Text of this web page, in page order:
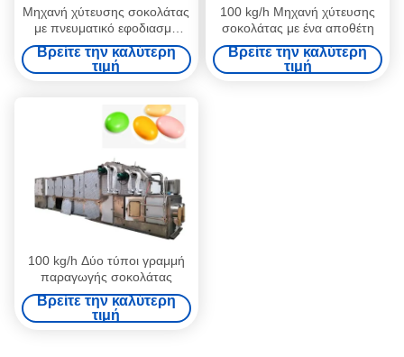
Μηχανή χύτευσης σοκολάτας
με πνευματικό εφοδιασμό
100 kg/h
Βρείτε την καλύτερη
τιμή
100 kg/h Μηχανή χύτευσης
σοκολάτας με ένα αποθέτη
Βρείτε την καλύτερη
τιμή
100 kg/h Δύο τύποι γραμμή
παραγωγής σοκολάτας
Βρείτε την καλύτερη
τιμή